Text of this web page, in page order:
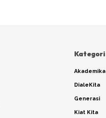
Kategori
Akademika
DialeKita
Generasi
Kiat Kita